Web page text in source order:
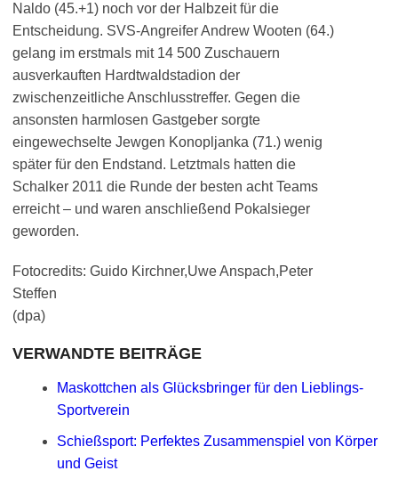
Naldo (45.+1) noch vor der Halbzeit für die
Entscheidung. SVS-Angreifer Andrew Wooten (64.)
gelang im erstmals mit 14 500 Zuschauern
ausverkauften Hardtwaldstadion der
zwischenzeitliche Anschlusstreffer. Gegen die
ansonsten harmlosen Gastgeber sorgte
eingewechselte Jewgen Konopljanka (71.) wenig
später für den Endstand. Letztmals hatten die
Schalker 2011 die Runde der besten acht Teams
erreicht – und waren anschließend Pokalsieger
geworden.
Fotocredits: Guido Kirchner,Uwe Anspach,Peter
Steffen
(dpa)
VERWANDTE BEITRÄGE
Maskottchen als Glücksbringer für den Lieblings-
Sportverein
Schießsport: Perfektes Zusammenspiel von Körper
und Geist